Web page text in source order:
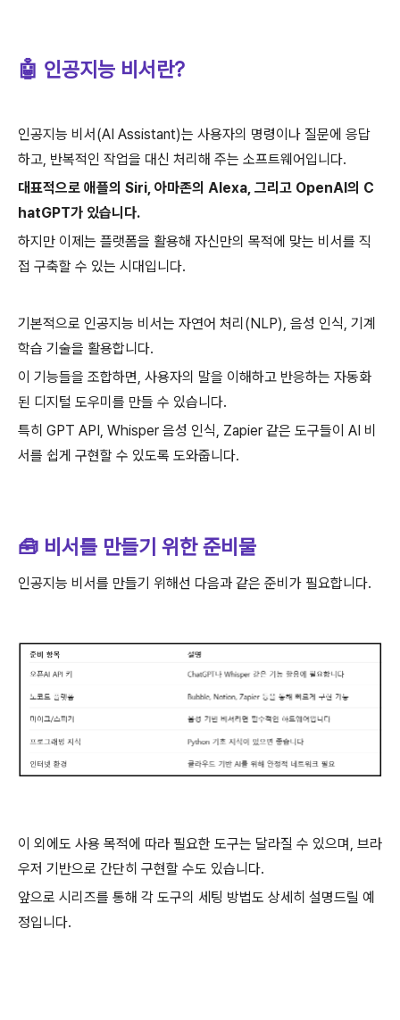
🤖 인공지능 비서란?
인공지능 비서(AI Assistant)는 사용자의 명령이나 질문에 응답
하고, 반복적인 작업을 대신 처리해 주는 소프트웨어입니다.
대표적으로 애플의 Siri, 아마존의 Alexa, 그리고 OpenAI의 C
hatGPT가 있습니다.
하지만 이제는 플랫폼을 활용해 자신만의 목적에 맞는 비서를 직
접 구축할 수 있는 시대입니다.
기본적으로 인공지능 비서는 자연어 처리(NLP), 음성 인식, 기계
학습 기술을 활용합니다.
이 기능들을 조합하면, 사용자의 말을 이해하고 반응하는 자동화
된 디지털 도우미를 만들 수 있습니다.
특히 GPT API, Whisper 음성 인식, Zapier 같은 도구들이 AI 비
서를 쉽게 구현할 수 있도록 도와줍니다.
🧰 비서를 만들기 위한 준비물
인공지능 비서를 만들기 위해선 다음과 같은 준비가 필요합니다.
이 외에도 사용 목적에 따라 필요한 도구는 달라질 수 있으며, 브라
우저 기반으로 간단히 구현할 수도 있습니다.
앞으로 시리즈를 통해 각 도구의 세팅 방법도 상세히 설명드릴 예
정입니다.